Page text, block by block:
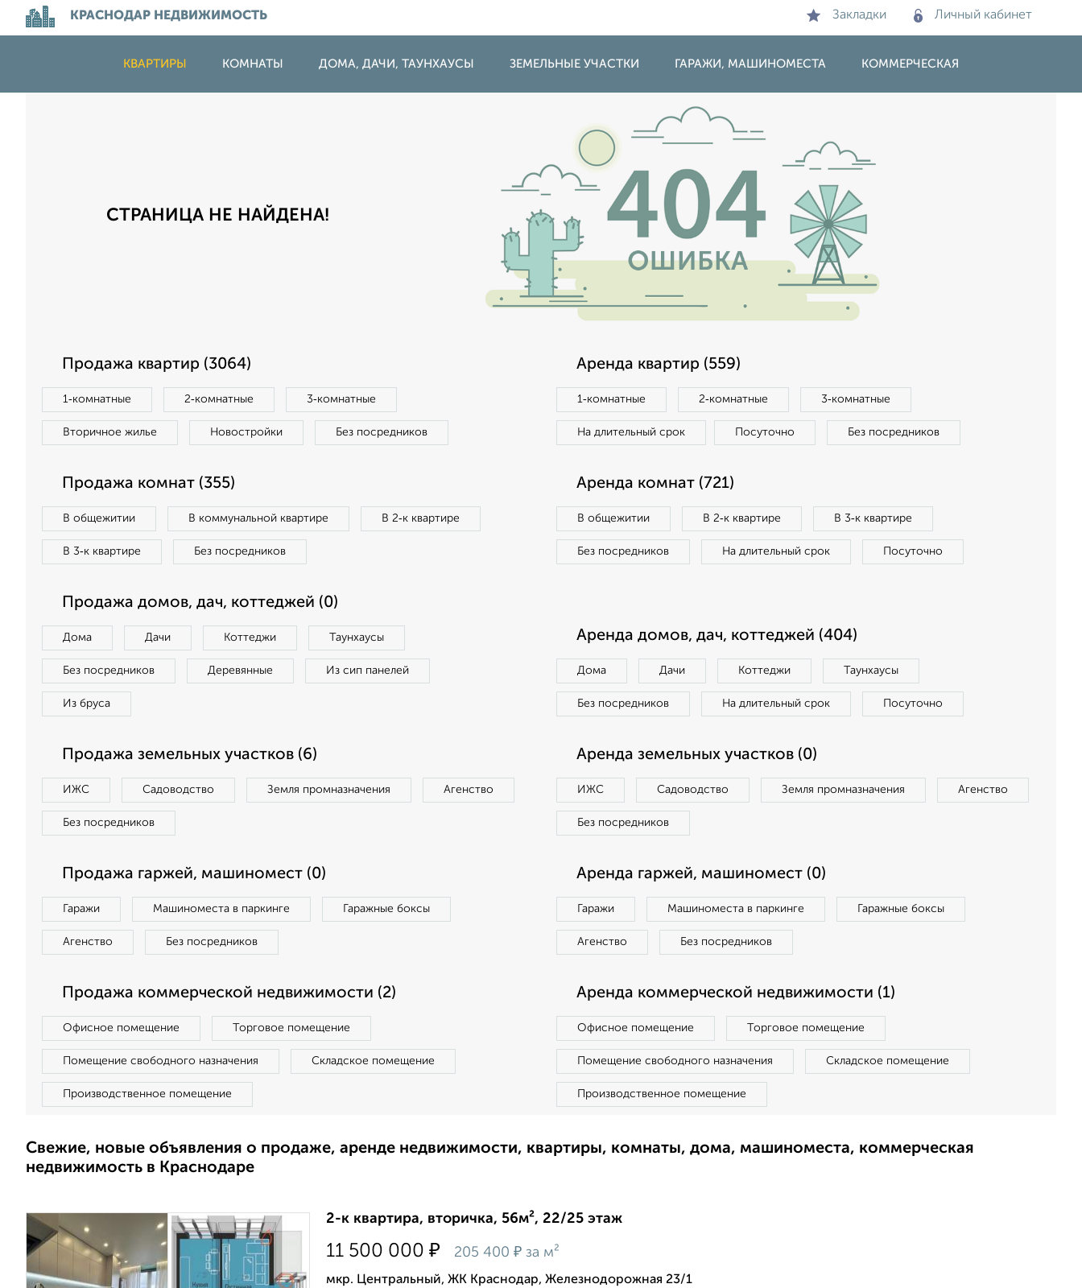
КРАСНОДАР НЕДВИЖИМОСТЬ Закладки Личный кабинет
КВАРТИРЫ КОМНАТЫ ДОМА, ДАЧИ, ТАУНХАУСЫ ЗЕМЕЛЬНЫЕ УЧАСТКИ ГАРАЖИ, МАШИНОМЕСТА КОММЕРЧЕСКАЯ
СТРАНИЦА НЕ НАЙДЕНА!
Продажа квартир (3064)
1‑комнатные 2‑комнатные 3‑комнатные
Вторичное жилье Новостройки Без посредников
Аренда квартир (559)
1‑комнатные 2‑комнатные 3‑комнатные
На длительный срок Посуточно Без посредников
Продажа комнат (355)
В общежитии В коммунальной квартире В 2‑к квартире
В 3‑к квартире Без посредников
Аренда комнат (721)
В общежитии В 2‑к квартире В 3‑к квартире
Без посредников На длительный срок Посуточно
Продажа домов, дач, коттеджей (0)
Дома Дачи Коттеджи Таунхаусы
Без посредников Деревянные Из сип панелей
Из бруса
Аренда домов, дач, коттеджей (404)
Дома Дачи Коттеджи Таунхаусы
Без посредников На длительный срок Посуточно
Продажа земельных участков (6)
ИЖС Садоводство Земля промназначения Агенство
Без посредников
Аренда земельных участков (0)
ИЖС Садоводство Земля промназначения Агенство
Без посредников
Продажа гаржей, машиномест (0)
Гаражи Машиноместа в паркинге Гаражные боксы
Агенство Без посредников
Аренда гаржей, машиномест (0)
Гаражи Машиноместа в паркинге Гаражные боксы
Агенство Без посредников
Продажа коммерческой недвижимости (2)
Офисное помещение Торговое помещение
Помещение свободного назначения Складское помещение
Производственное помещение
Аренда коммерческой недвижимости (1)
Офисное помещение Торговое помещение
Помещение свободного назначения Складское помещение
Производственное помещение
Свежие, новые объявления о продаже, аренде недвижимости, квартиры, комнаты, дома, машиноместа, коммерческая
недвижимость в Краснодаре
2-к квартира, вторичка, 56м², 22/25 этаж
11 500 000 ₽ 205 400 ₽ за м²
мкр. Центральный, ЖК Краснодар, Железнодорожная 23/1